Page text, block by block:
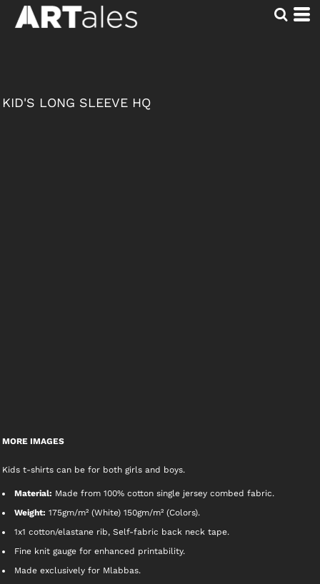
KID'S LONG SLEEVE HQ
MORE IMAGES
Kids t-shirts can be for both girls and boys.
Material: Made from 100% cotton single jersey combed fabric.
Weight: 175gm/m² (White) 150gm/m² (Colors).
1x1 cotton/elastane rib, Self-fabric back neck tape.
Fine knit gauge for enhanced printability.
Made exclusively for Mlabbas.